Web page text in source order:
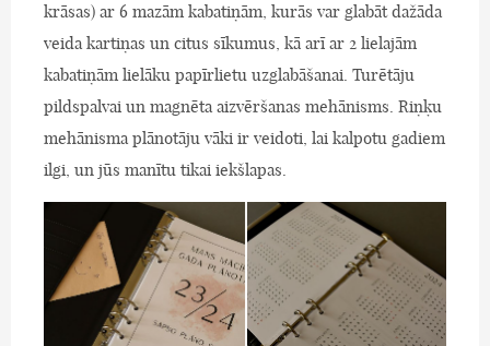
krāsas) ar 6 mazām kabatiņām, kurās var glabāt dažāda
veida kartiņas un citus sīkumus, kā arī ar 2 lielajām
kabatiņām lielāku papīrlietu uzglabāšanai. Turētāju
pildspalvai un magnēta aizvēršanas mehānisms. Riņķu
mehānisma plānotāju vāki ir veidoti, lai kalpotu gadiem
ilgi, un jūs manītu tikai iekšlapas.